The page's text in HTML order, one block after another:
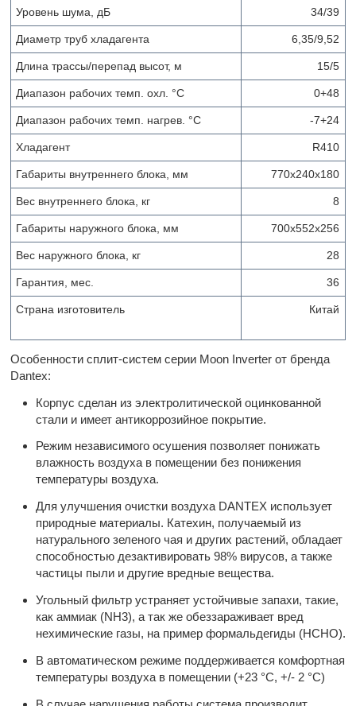
Уровень шума, дБ 34/39
Диаметр труб хладагента 6,35/9,52
Длина трассы/перепад высот, м 15/5
Диапазон рабочих темп. охл. °С 0+48
Диапазон рабочих темп. нагрев. °С -7+24
Хладагент R410
Габариты внутреннего блока, мм 770x240x180
Вес внутреннего блока, кг 8
Габариты наружного блока, мм 700x552x256
Вес наружного блока, кг 28
Гарантия, мес. 36
Страна изготовитель Китай
Особенности сплит-систем серии Moon Inverter от бренда
Dantex:
Корпус сделан из электролитической оцинкованной
стали и имеет антикоррозийное покрытие.
Режим независимого осушения позволяет понижать
влажность воздуха в помещении без понижения
температуры воздуха.
Для улучшения очистки воздуха DANTEX использует
природные материалы. Катехин, получаемый из
натурального зеленого чая и других растений, обладает
способностью дезактивировать 98% вирусов, а также
частицы пыли и другие вредные вещества.
Угольный фильтр устраняет устойчивые запахи, такие,
как аммиак (NH3), а так же обеззараживает вред
нехимические газы, на пример формальдегиды (НСНО).
В автоматическом режиме поддерживается комфортная
температуры воздуха в помещении (+23 °С, +/- 2 °С)